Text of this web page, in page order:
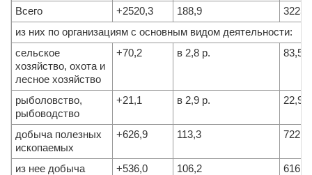
Всего +2520,3 188,9
из них по организациям с основным видом деятельности:
сельское
хозяйство, охота и
лесное хозяйство
+70,2 в 2,8 р. 83,5
рыболовство,
рыбоводство
+21,1 в 2,9 р. 22,9
добыча полезных
ископаемых
+626,9 113,3 722,4
из нее добыча
+536,0 106,2 616,1